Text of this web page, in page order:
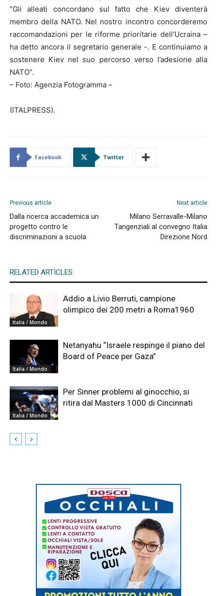
“Gli alleati concordano sul fatto che Kiev diventerà
membro della NATO. Nel nostro incontro concorderemo
raccomandazioni per le riforme prioritarie dell’Ucraina –
ha detto ancora il segretario generale -. E continuiamo a
sostenere Kiev nel suo percorso verso l’adesione alla
NATO”.
– Foto: Agenzia Fotogramma –
(ITALPRESS).
Facebook Twitter
Previous article
Dalla ricerca accademica un
progetto contro le
discriminazioni a scuola
Next article
Milano Serravalle-Milano
Tangenziali al convegno Italia
Direzione Nord
RELATED ARTICLES
Italia / Mondo
Addio a Livio Berruti, campione
olimpico dei 200 metri a Roma1960
Italia / Mondo
Netanyahu “Israele respinge il piano del
Board of Peace per Gaza”
Italia / Mondo
Per Sinner problemi al ginocchio, si
ritira dal Masters 1000 di Cincinnati